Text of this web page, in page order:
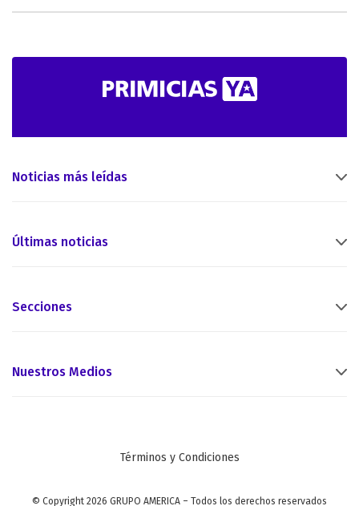
Noticias más leídas
Últimas noticias
Secciones
Nuestros Medios
Términos y Condiciones
© Copyright 2026 GRUPO AMERICA – Todos los derechos reservados